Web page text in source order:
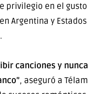
privilegio en el gusto
Argentina y Estados
canciones y nunca
, aseguró a Télam